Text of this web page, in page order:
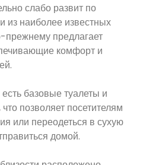
слабо развит по
из наиболее известных
прежнему предлагает
комфорт и
базовые туалеты и
позволяет посетителям
или переодеться в сухую
домой.